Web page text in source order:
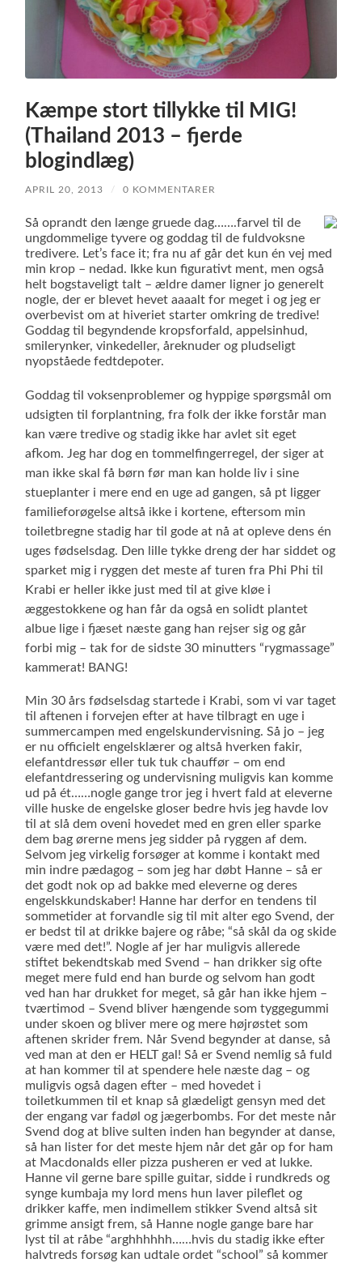
Kæmpe stort tillykke til MIG!
(Thailand 2013 – fjerde
blogindlæg)
APRIL 20, 2013 / 0 KOMMENTARER
Så oprandt den længe gruede dag…….farvel til de
ungdommelige tyvere og goddag til de fuldvoksne
tredivere. Let’s face it; fra nu af går det kun én vej med
min krop – nedad. Ikke kun figurativt ment, men også
helt bogstaveligt talt – ældre damer ligner jo generelt
nogle, der er blevet hevet aaaalt for meget i og jeg er
overbevist om at hiveriet starter omkring de tredive!
Goddag til begyndende kropsforfald, appelsinhud,
smilerynker, vinkedeller, åreknuder og pludseligt
nyopståede fedtdepoter.
Goddag til voksenproblemer og hyppige spørgsmål om
udsigten til forplantning, fra folk der ikke forstår man
kan være tredive og stadig ikke har avlet sit eget
afkom. Jeg har dog en tommelfingerregel, der siger at
man ikke skal få børn før man kan holde liv i sine
stueplanter i mere end en uge ad gangen, så pt ligger
familieforøgelse altså ikke i kortene, eftersom min
toiletbregne stadig har til gode at nå at opleve dens én
uges fødselsdag. Den lille tykke dreng der har siddet og
sparket mig i ryggen det meste af turen fra Phi Phi til
Krabi er heller ikke just med til at give kløe i
æggestokkene og han får da også en solidt plantet
albue lige i fjæset næste gang han rejser sig og går
forbi mig – tak for de sidste 30 minutters “rygmassage”
kammerat! BANG!
Min 30 års fødselsdag startede i Krabi, som vi var taget
til aftenen i forvejen efter at have tilbragt en uge i
summercampen med engelskundervisning. Så jo – jeg
er nu officielt engelsklærer og altså hverken fakir,
elefantdressør eller tuk tuk chauffør – om end
elefantdressering og undervisning muligvis kan komme
ud på ét……nogle gange tror jeg i hvert fald at eleverne
ville huske de engelske gloser bedre hvis jeg havde lov
til at slå dem oveni hovedet med en gren eller sparke
dem bag ørerne mens jeg sidder på ryggen af dem.
Selvom jeg virkelig forsøger at komme i kontakt med
min indre pædagog – som jeg har døbt Hanne – så er
det godt nok op ad bakke med eleverne og deres
engelskkundskaber! Hanne har derfor en tendens til
sommetider at forvandle sig til mit alter ego Svend, der
er bedst til at drikke bajere og råbe; “så skål da og skide
være med det!”. Nogle af jer har muligvis allerede
stiftet bekendtskab med Svend – han drikker sig ofte
meget mere fuld end han burde og selvom han godt
ved han har drukket for meget, så går han ikke hjem –
tværtimod – Svend bliver hængende som tyggegummi
under skoen og bliver mere og mere højrøstet som
aftenen skrider frem. Når Svend begynder at danse, så
ved man at den er HELT gal! Så er Svend nemlig så fuld
at han kommer til at spendere hele næste dag – og
muligvis også dagen efter – med hovedet i
toiletkummen til et knap så glædeligt gensyn med det
der engang var fadøl og jægerbombs. For det meste når
Svend dog at blive sulten inden han begynder at danse,
så han lister for det meste hjem når det går op for ham
at Macdonalds eller pizza pusheren er ved at lukke.
Hanne vil gerne bare spille guitar, sidde i rundkreds og
synge kumbaja my lord mens hun laver pileflet og
drikker kaffe, men indimellem stikker Svend altså sit
grimme ansigt frem, så Hanne nogle gange bare har
lyst til at råbe “arghhhhhh……hvis du stadig ikke efter
halvtreds forsøg kan udtale ordet “school” så kommer